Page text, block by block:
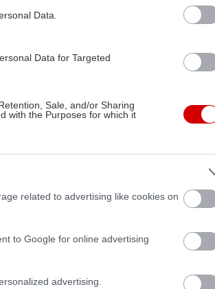
Data.
Data for Targeted
Sale, and/or Sharing
with the Purposes for which it
related to advertising like cookies on
to Google for online advertising
advertising.
στο 2024 που
βρήκαμε αφορμή για να
φετινής σοδειάς, διαλέγοντας
η αλήθεια κι ετοιμάσαμε μια
που είδαμε το 2023.